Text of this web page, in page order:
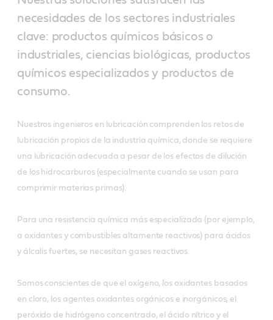
necesidades de los sectores industriales
clave: productos químicos básicos o
industriales, ciencias biológicas, productos
químicos especializados y productos de
consumo.
Nuestros ingenieros en lubricación comprenden los retos de
lubricación propios de la industria química, donde se requiere
una lubricación adecuada a pesar de los efectos de dilución
de los hidrocarburos (especialmente cuando se usan para
comprimir materias primas).
Para una resistencia química más especializada (por ejemplo,
a oxidantes y combustibles altamente reactivos) para ácidos
y álcalis fuertes, se necesitan gases reactivos.
Somos conscientes de que el oxígeno, los oxidantes basados
en cloro, los agentes oxidantes orgánicos e inorgánicos, el
peróxido de hidrógeno concentrado, el ácido nítrico y el